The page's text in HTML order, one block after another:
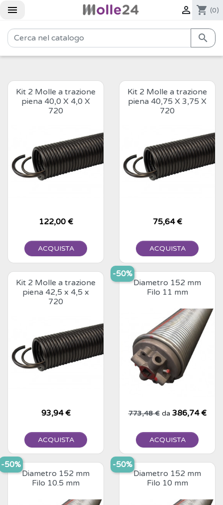
  shopping_cart (0)

Kit 2 Molle a trazione
piena 40,0 X 4,0 X
720
Prezzo
122,00 €
ACQUISTA
Kit 2 Molle a trazione
piena 40,75 X 3,75 X
720
Prezzo
75,64 €
ACQUISTA
Kit 2 Molle a trazione
piena 42,5 x 4,5 x
720
Prezzo
93,94 €
ACQUISTA
Diametro 152 mm
Filo 11 mm
Prezzo base
773,48 € Prezzo
da 386,74 €
ACQUISTA
-50%
Diametro 152 mm
Filo 10.5 mm
-50%
Diametro 152 mm
Filo 10 mm
-50%